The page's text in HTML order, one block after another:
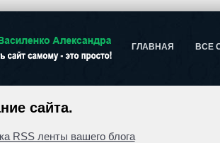
ВСЕ
ГЛАВНАЯ
сайта.
RSS ленты вашего блога